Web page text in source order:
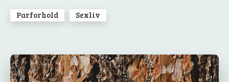
Parforhold Sexliv